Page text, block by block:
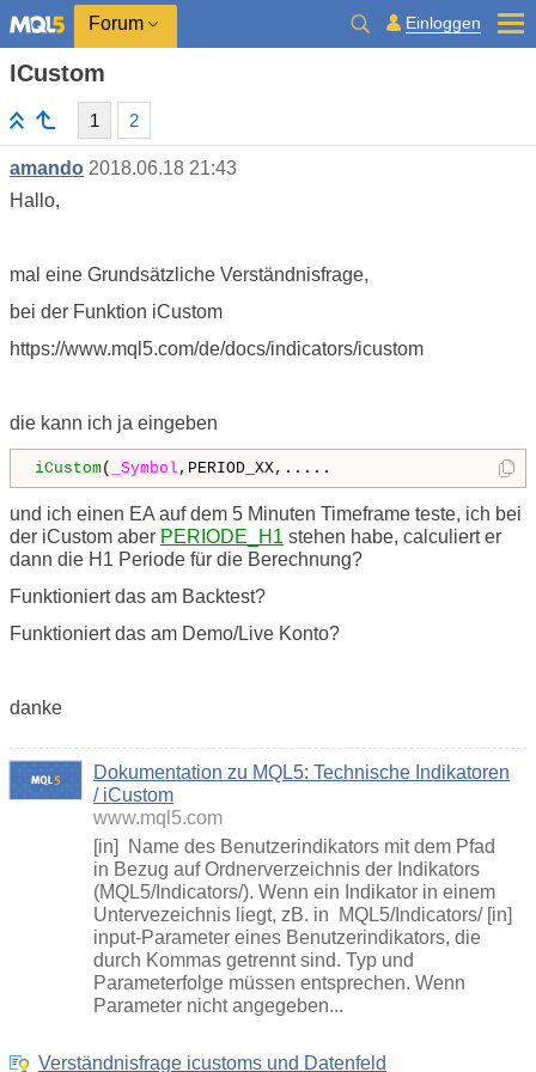
Forum Einloggen
ICustom
1 2
amando 2018.06.18 21:43
Hallo,
mal eine Grundsätzliche Verständnisfrage,
bei der Funktion iCustom
https://www.mql5.com/de/docs/indicators/icustom
die kann ich ja eingeben
iCustom( _Symbol ,PERIOD_XX,.....
und ich einen EA auf dem 5 Minuten Timeframe teste, ich bei
der iCustom aber PERIODE_H1 stehen habe, calculiert er
dann die H1 Periode für die Berechnung?
Funktioniert das am Backtest?
Funktioniert das am Demo/Live Konto?
danke
Dokumentation zu MQL5: Technische Indikatoren
/ iCustom
www.mql5.com
[in] Name des Benutzerindikators mit dem Pfad
in Bezug auf Ordnerverzeichnis der Indikators
(MQL5/Indicators/). Wenn ein Indikator in einem
Untervezeichnis liegt, zB. in MQL5/Indicators/ [in]
input-Parameter eines Benutzerindikators, die
durch Kommas getrennt sind. Typ und
Parameterfolge müssen entsprechen. Wenn
Parameter nicht angegeben...
Verständnisfrage icustoms und Datenfeld